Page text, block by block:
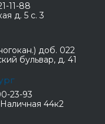
11-88
д. 5 с. 3
доб. 022
бульвар, д. 41
23-93
44к2